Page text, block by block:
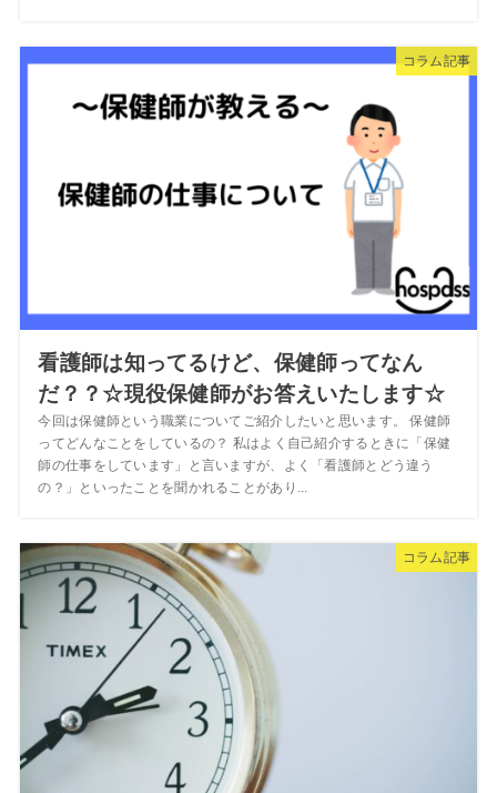
コラム記事
看護師は知ってるけど、保健師ってなん
だ？？☆現役保健師がお答えいたします☆
今回は保健師という職業についてご紹介したいと思います。 保健師
ってどんなことをしているの？ 私はよく自己紹介するときに「保健
師の仕事をしています」と言いますが、よく「看護師とどう違う
の？」といったことを聞かれることがあり...
コラム記事